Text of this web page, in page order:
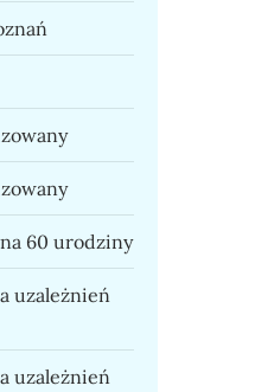
60 urodziny
uzależnień
uzależnień